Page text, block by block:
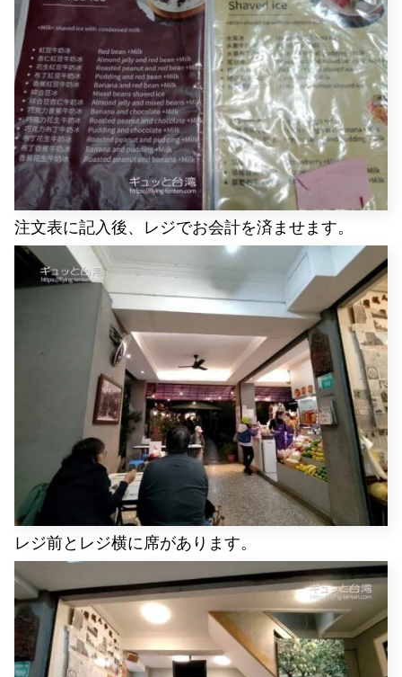
注文表に記入後、レジでお会計を済ませます。
レジ前とレジ横に席があります。